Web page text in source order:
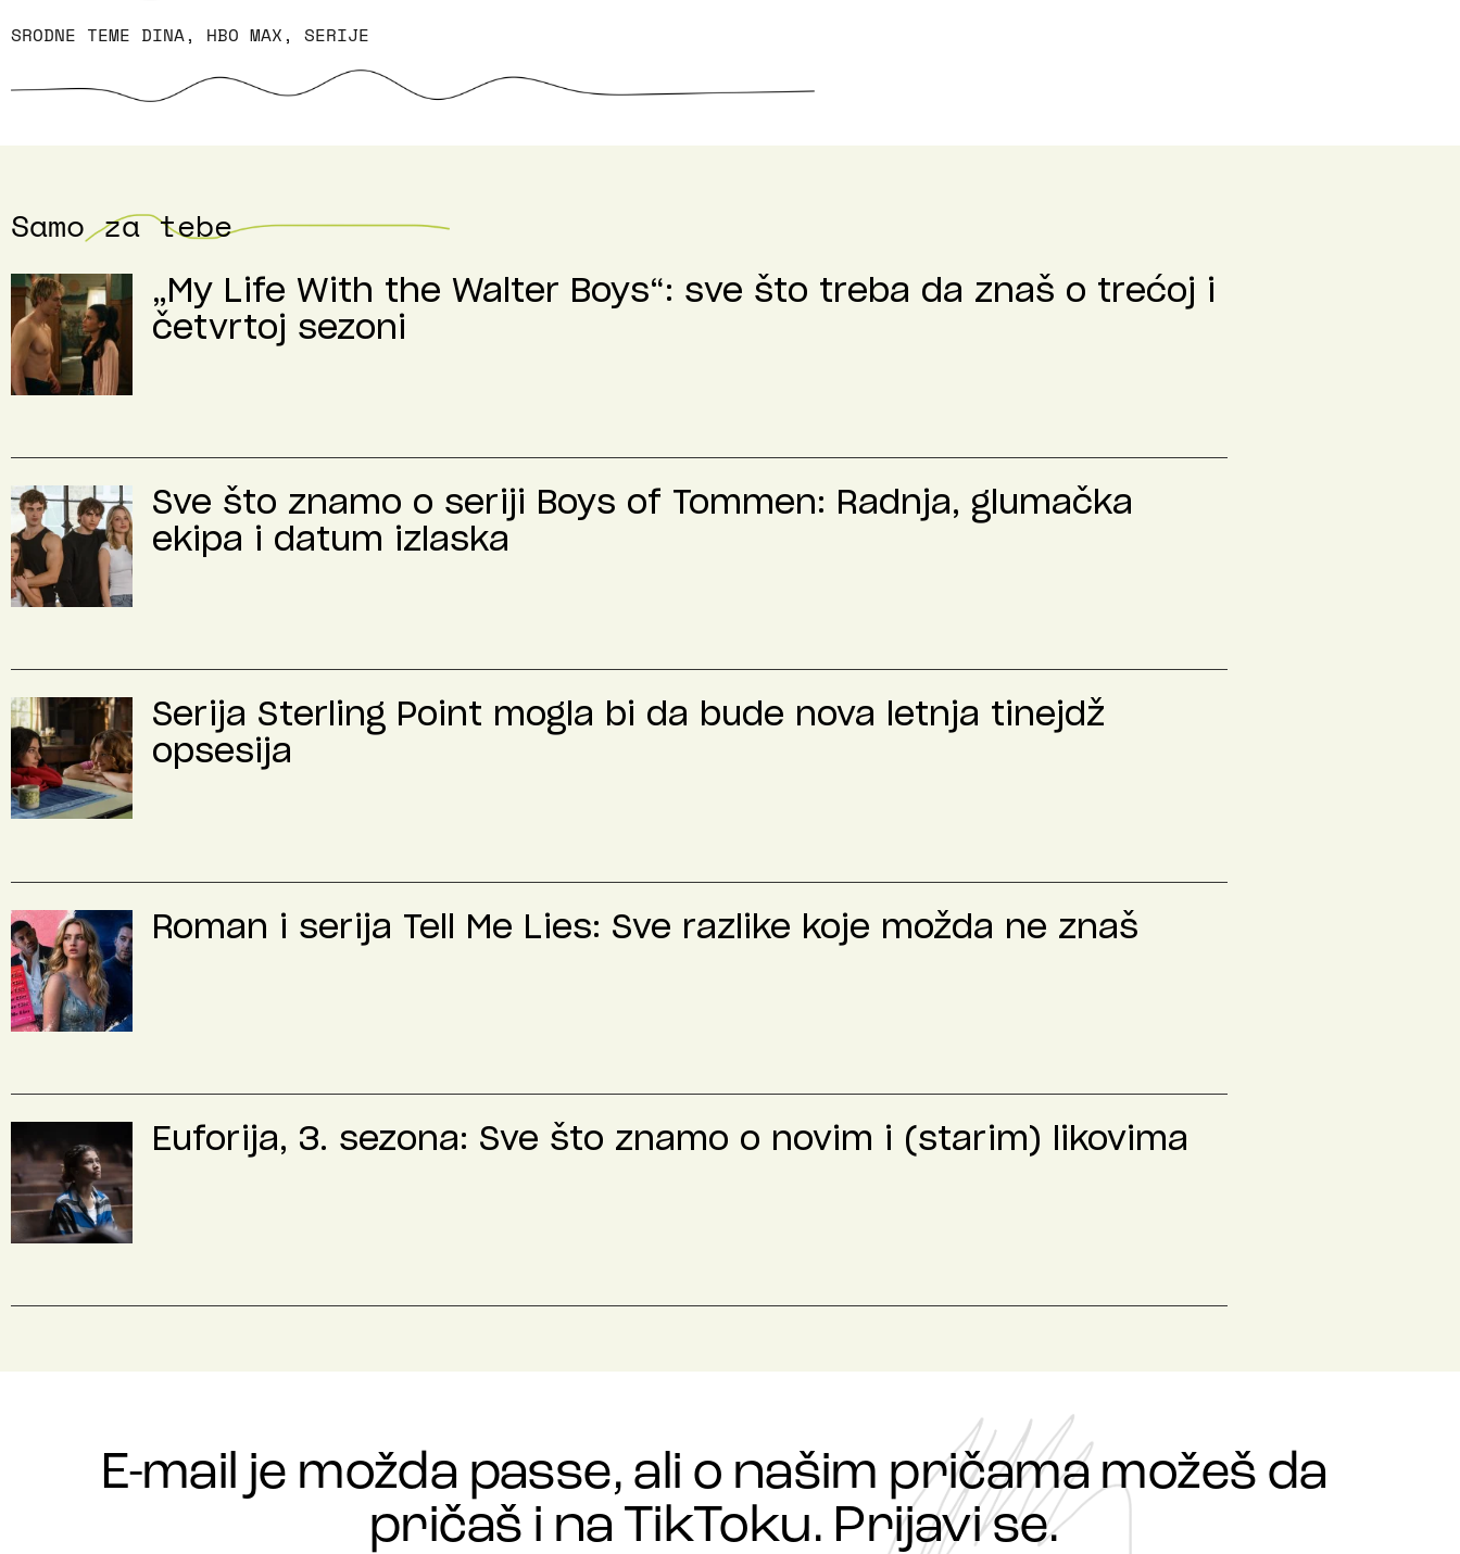
SRODNE TEME DINA, HBO MAX, SERIJE
Samo za tebe
„My Life With the Walter Boys“: sve što treba da znaš o trećoj i
četvrtoj sezoni
Sve što znamo o seriji Boys of Tommen: Radnja, glumačka
ekipa i datum izlaska
Serija Sterling Point mogla bi da bude nova letnja tinejdž
opsesija
Roman i serija Tell Me Lies: Sve razlike koje možda ne znaš
Euforija, 3. sezona: Sve što znamo o novim i (starim) likovima
E-mail je možda passe, ali o našim pričama možeš da
pričaš i na TikToku. Prijavi se.